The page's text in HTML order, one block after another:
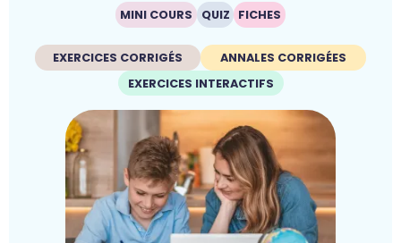
MINI COURS QUIZ FICHES
EXERCICES CORRIGÉS
ANNALES CORRIGÉES
EXERCICES INTERACTIFS